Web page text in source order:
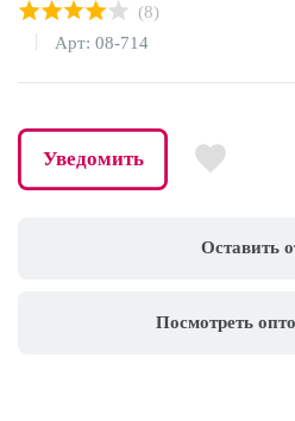
Оставить
Посмотреть
(8)
Арт: 08-714
Уведомить